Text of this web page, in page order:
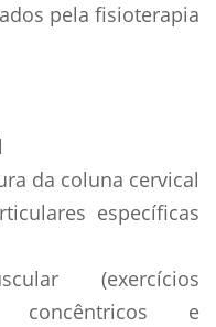
pela fisioterapia
da coluna cervical
específicas
(exercícios
concêntricos e